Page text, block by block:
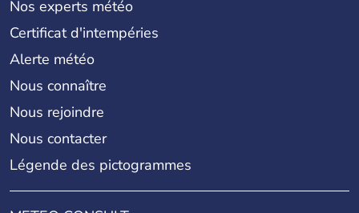
Nos experts météo
Certificat d'intempéries
Alerte météo
Nous connaître
Nous rejoindre
Nous contacter
Légende des pictogrammes